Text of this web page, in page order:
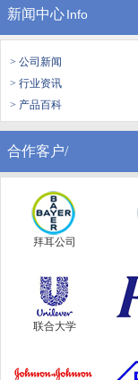
新闻中心Info
> 公司新闻
> 行业资讯
> 产品百科
合作客户/
拜耳公司
联合大学